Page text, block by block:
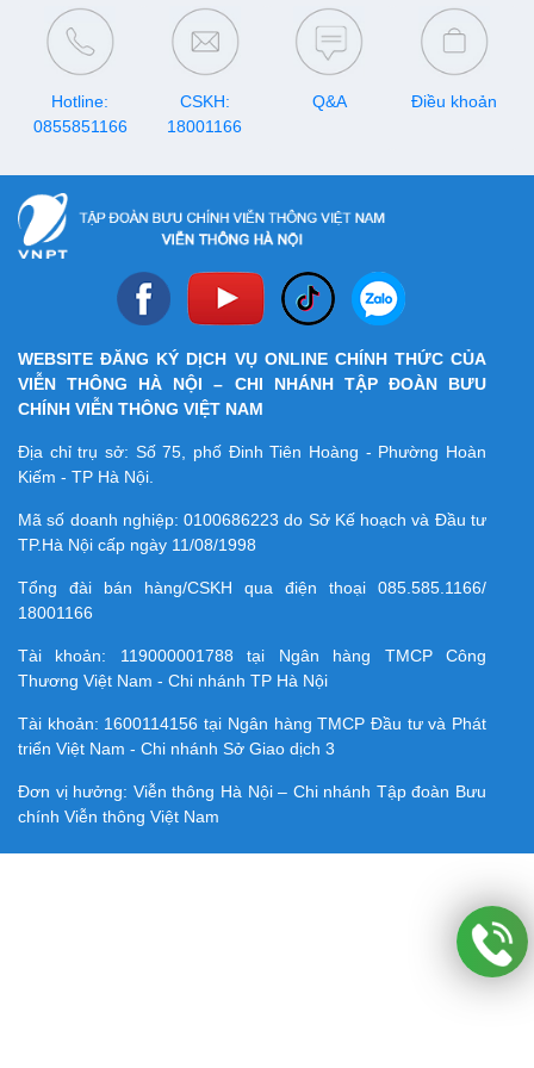
giải trí – nơi bạn tìm thấy niềm
vui theo cách của chính mình.
bao đang sử dụng dịch vụ.
Hotline:
0855851166
CSKH:
18001166
Q&A Điều khoản
WEBSITE ĐĂNG KÝ DỊCH VỤ ONLINE CHÍNH THỨC CỦA
VIỄN THÔNG HÀ NỘI – CHI NHÁNH TẬP ĐOÀN BƯU
CHÍNH VIỄN THÔNG VIỆT NAM
Địa chỉ trụ sở: Số 75, phố Đinh Tiên Hoàng - Phường Hoàn
Kiếm - TP Hà Nội.
Mã số doanh nghiệp:0100686223 do Sở Kế hoạch và Đầu tư
TP.Hà Nội cấp ngày 11/08/1998
Tổng đài bán hàng/CSKH qua điện thoại 085.585.1166/
18001166
Tài khoản: 119000001788 tại Ngân hàng TMCP Công
Thương Việt Nam - Chi nhánh TP Hà Nội
Tài khoản: 1600114156 tại Ngân hàng TMCP Ðầu tư và Phát
triển Việt Nam - Chi nhánh Sở Giao dịch 3
Đơn vị hưởng: Viễn thông Hà Nội – Chi nhánh Tập đoàn Bưu
chính Viễn thông Việt Nam